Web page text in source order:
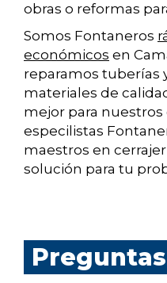
obras o reformas
Somos Fontaneros
económicos en
reparamos tuberías
materiales de
mejor para
especilistas
maestros en
solución para tu